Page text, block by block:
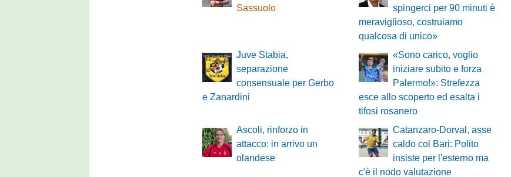
Sassuolo
spingerci per 90 minuti è
meraviglioso, costruiamo
qualcosa di unico»
Juve Stabia,
separazione
consensuale per Gerbo
e Zanardini
«Sono carico, voglio
iniziare subito e forza
Palermo!»: Strefezza
esce allo scoperto ed esalta i
tifosi rosanero
Ascoli, rinforzo in
attacco: in arrivo un
olandese
Catanzaro-Dorval, asse
caldo col Bari: Polito
insiste per l'esterno ma
c'è il nodo valutazione